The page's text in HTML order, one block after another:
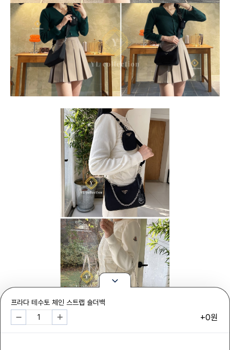
프라다 테수토 체인 스트랩 숄더백
+0원